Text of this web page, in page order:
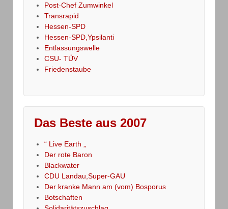
Post-Chef Zumwinkel
Transrapid
Hessen-SPD
Hessen-SPD,Ypsilanti
Entlassungswelle
CSU- TÜV
Friedenstaube
Das Beste aus 2007
“ Live Earth „
Der rote Baron
Blackwater
CDU Landau,Super-GAU
Der kranke Mann am (vom) Bosporus
Botschaften